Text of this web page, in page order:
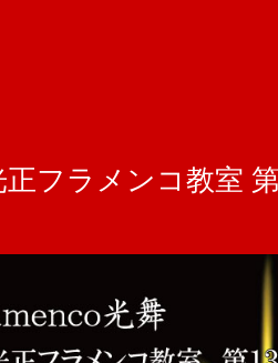
正フラメンコ教室